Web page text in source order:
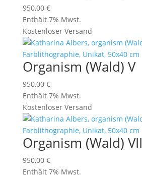
950,00 €
Enthält 7% Mwst.
Kostenloser Versand
Organism (Wald) V
950,00 €
Enthält 7% Mwst.
Kostenloser Versand
Organism (Wald) VII
950,00 €
Enthält 7% Mwst.